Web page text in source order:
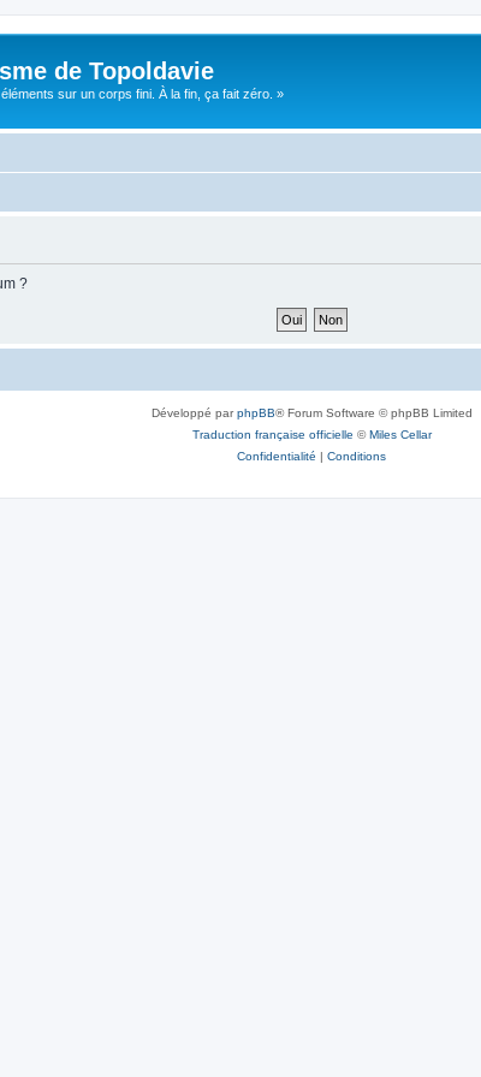
de Topoldavie
sur un corps fini. À la fin, ça fait zéro. »
?
Développé parphpBB® Forum Software © phpBB Limited
Traduction française officielle ©Miles Cellar
Confidentialité | Conditions